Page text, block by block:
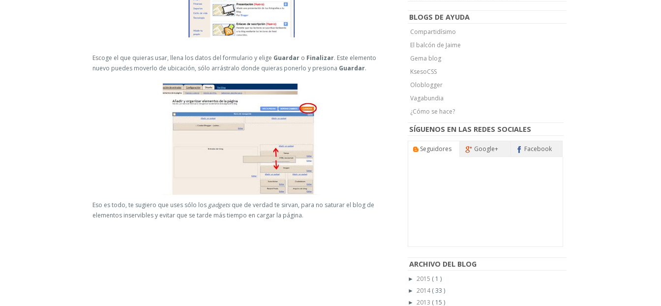
Escoge el que quieras usar, llena los datos del formulario y elige Guardar o Finalizar. Este elemento
nuevo puedes moverlo de ubicación, sólo arrástralo donde quieras ponerlo y presiona Guardar.
Eso es todo, te sugiero que uses sólo los gadgetsque de verdad te sirvan, para no saturar el blog de
elementos inservibles y evitar que se tarde más tiempo en cargar la página.
BLOGS DE AYUDA
Compartidísimo
El balcón de Jaime
Gema blog
KsesoCSS
Oloblogger
Vagabundia
¿Cómo se hace?
SÍGUENOS EN LAS REDES SOCIALES
Seguidores Google+ Facebook
ARCHIVO DEL BLOG
► 2015 ( 1 )
► 2014( 33 )
► 2013 ( 15 )